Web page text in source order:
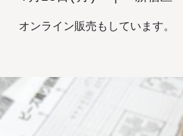
オンライン販売もしています。